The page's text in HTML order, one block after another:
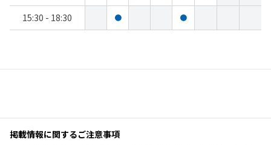
15:30 - 18:30 ● ●
掲載情報に関するご注意事項